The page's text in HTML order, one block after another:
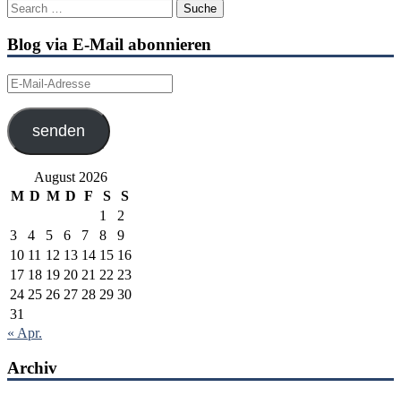
Blog via E-Mail abonnieren
E-
Mail-
Adresse
senden
August 2026
M D M D F S
S
1
2
3
4 5 6 7 8
9
10 11 12 13 14 15 16
17 18 19 20 21 22 23
24 25 26 27 28 29 30
31
« Apr.
Archiv